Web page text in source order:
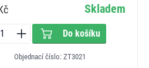
Skladem
Do košíku
Objednací číslo: ZT3021